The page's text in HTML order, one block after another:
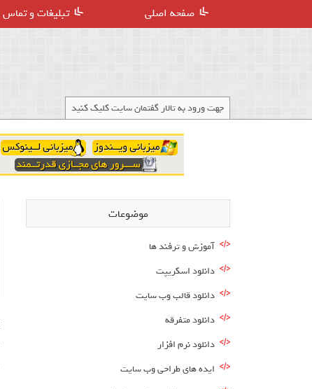
صفحه اصلی تبلیغات و تماس
جهت ورود به تالار گفتمان سایت کلیک کنید
موضوعات
آموزش و ترفند ها
دانلود اسکریپت
دانلود قالب وب سایت
دانلود متفرقه
دانلود نرم افزار
ایده های طراحی وب سایت